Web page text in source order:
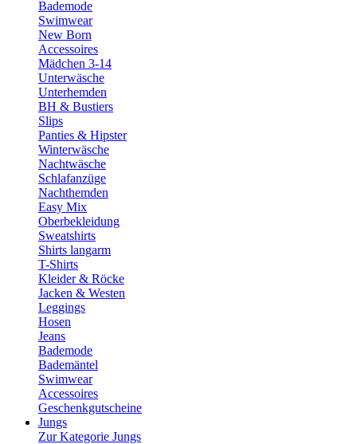
Bademode
Swimwear
New Born
Accessoires
Mädchen 3-14
Unterwäsche
Unterhemden
BH & Bustiers
Slips
Panties & Hipster
Winterwäsche
Nachtwäsche
Schlafanzüge
Nachthemden
Easy Mix
Oberbekleidung
Sweatshirts
Shirts langarm
T-Shirts
Kleider & Röcke
Jacken & Westen
Leggings
Hosen
Jeans
Bademode
Bademäntel
Swimwear
Accessoires
Geschenkgutscheine
Jungs
Zur Kategorie Jungs